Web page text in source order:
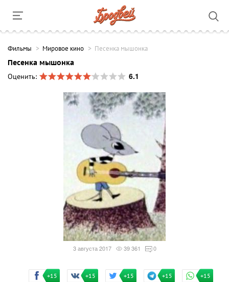
Фильмы Мировое кино Песенка мышонка
Песенка мышонка
Оценить:
6.1
3 августа 2017 39 361 0
+15 +15 +15 +15 +15